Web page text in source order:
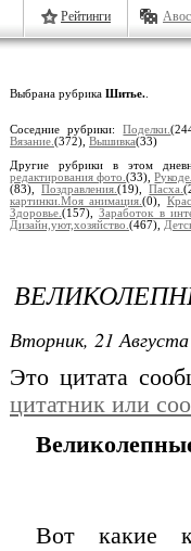
Рейтинги
Выбрана рубрика Шитье.
Соседние рубрики:Поделки.
Вязание. (372), Вышивка(33)
Другие рубрики в этом
редактирования фото.(33),
(83),Поздравления.(19),Пасха.
картинки.Моя анимация.(0),
Здоровье. (157),Заработок в
Дизайн,уют,хозяйство. (467),
Вторник, 21
Это цитата
цитатник или
Вот какие